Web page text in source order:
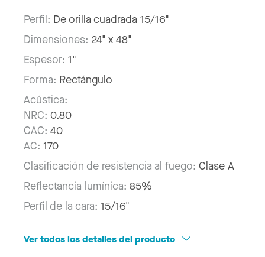
Perfil: De orilla cuadrada 15/16"
Dimensiones: 24" x 48"
Espesor: 1"
Forma: Rectángulo
Acústica:
NRC: 0.80
CAC: 40
AC: 170
Clasificación de resistencia al fuego: Clase A
Reflectancia lumínica: 85%
Perfil de la cara: 15/16"
Ver todos los detalles del producto